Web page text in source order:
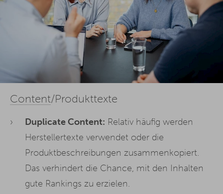
Content/Produkttexte
Duplicate Content: Relativ häufig werden
Herstellertexte verwendet oder die
Produktbeschreibungen zusammenkopiert.
Das verhindert die Chance, mit den Inhalten
gute Rankings zu erzielen.